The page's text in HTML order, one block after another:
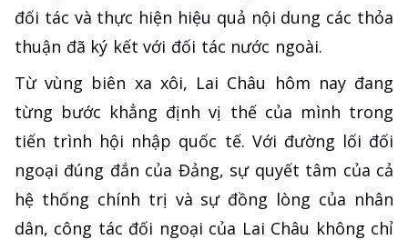
đối tác và thực hiện hiệu quả nội dung các thỏa
thuận đã ký kết với đối tác nước ngoài.
Từ vùng biên xa xôi, Lai Châu hôm nay đang
từng bước khẳng định vị thế của mình trong
tiến trình hội nhập quốc tế. Với đường lối đối
ngoại đúng đắn của Đảng, sự quyết tâm của cả
hệ thống chính trị và sự đồng lòng của nhân
dân, công tác đối ngoại của Lai Châu không chỉ